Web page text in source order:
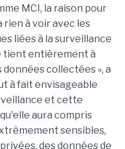
MCI, la raison pour
rien à voir avec les
liées à la surveillance
tient entièrement à
collectées », a
à fait envisageable
et cette
aura compris
sensibles,
des données de